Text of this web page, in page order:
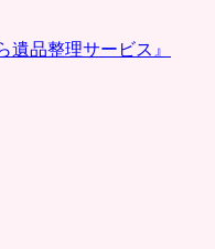
遺品整理サービス』